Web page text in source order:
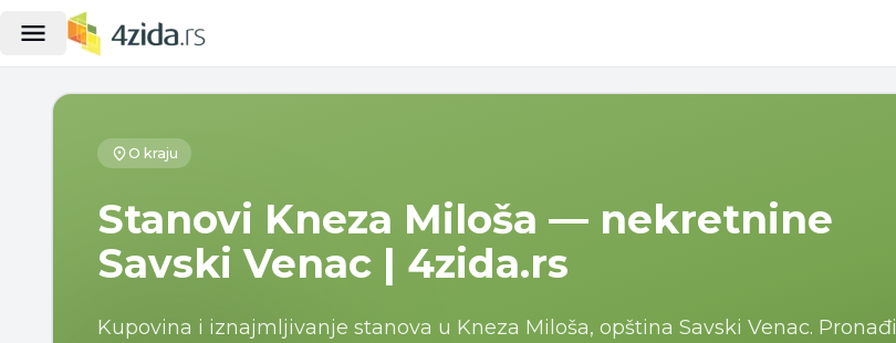
O kraju
Stanovi Kneza Miloša — nekretnine
Savski Venac | 4zida.rs
Kupovina i iznajmljivanje stanova u Kneza Miloša, opština Savski Venac. Pronađi